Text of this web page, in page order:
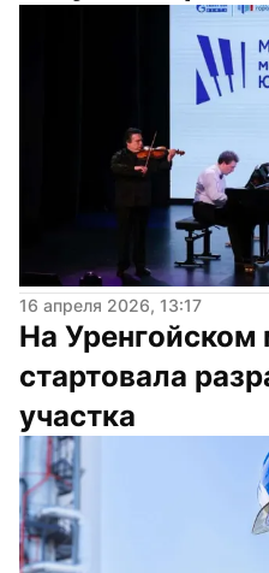
16 апреля 2026, 13:17
На
стартовала
участка